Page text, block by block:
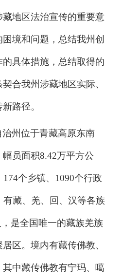
地区法治宣传的重要意
境和问题， 总结我州创
的具体措施，总结取得的
契合我州涉藏地区实际、
新路径。
州位于青藏高原东南
幅员面积8.42万平方公
174个乡镇、 1090个行政
有藏、羌、回、汉等各族
是全国唯一的藏族羌族
区。境内有藏传佛教、
中藏传佛教有宁玛、噶